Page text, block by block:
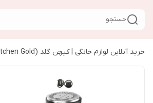
جستجو
خرید آنلاین لوازم خانگی | کیچن گلد (Kitchen Gold)